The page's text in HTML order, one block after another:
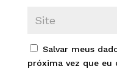
Salvar meus
próxima vez que eu